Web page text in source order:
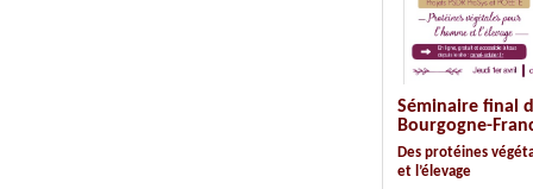
Séminaire final
Bourgogne-
Des protéines
et l’élevage